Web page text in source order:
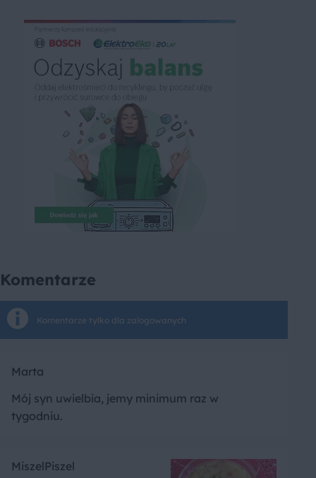
Komentarze
Komentarze tylko dla zalogowanych
Marta
Mój syn uwielbia, jemy minimum raz w
tygodniu.
MiszelPiszel